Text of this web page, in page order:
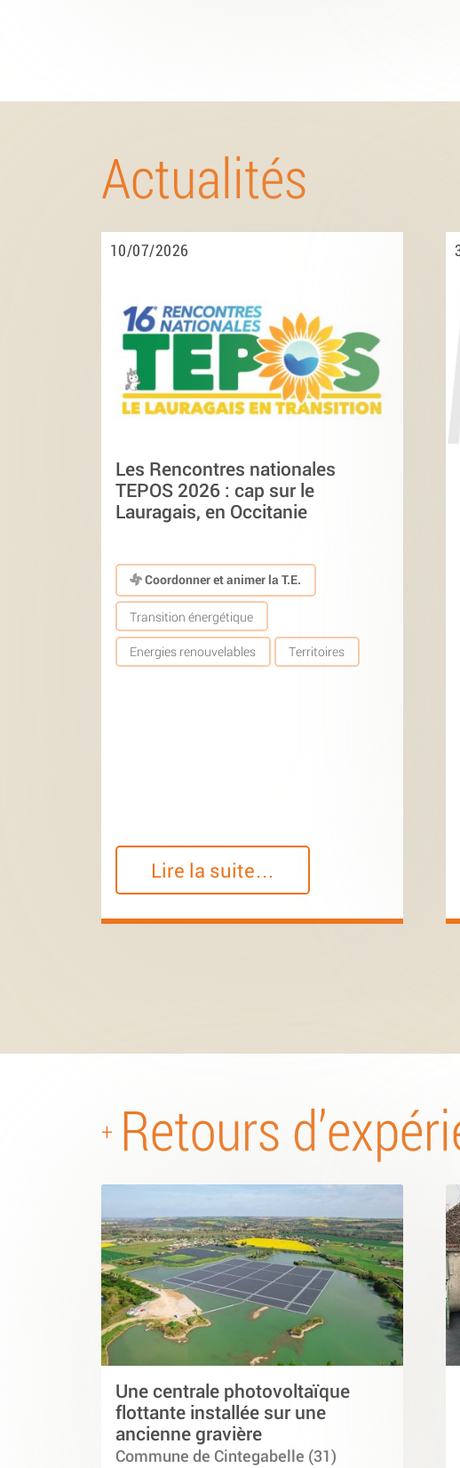
Actualités
10/07/2026
Les Rencontres nationales
TEPOS 2026 : cap sur le
Lauragais, en Occitanie
Coordonner et animer la T.E.
Transition énergétique
Energies renouvelables Territoires
Lire la suite…
+ Retours
Une centrale photovoltaïque
flottante installée sur une
ancienne gravière
Commune de Cintegabelle (31)